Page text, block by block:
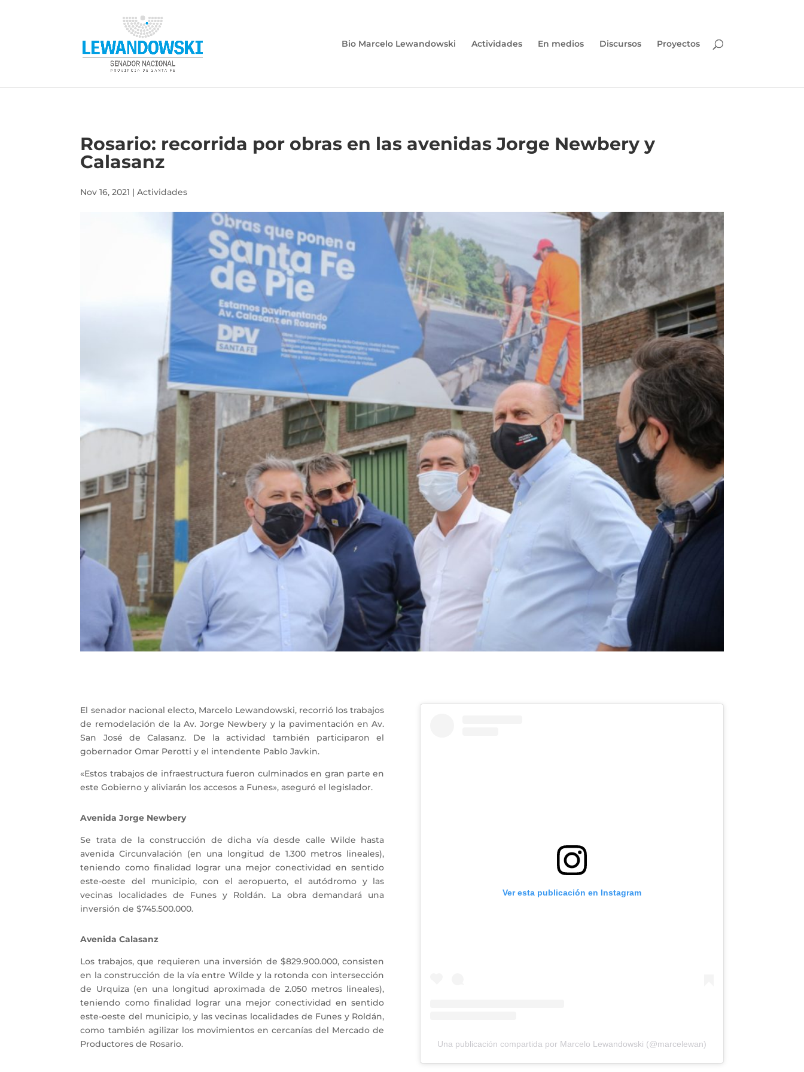
Bio Marcelo Lewandowski Actividades En medios Discursos Proyectos
Rosario: recorrida por obras en las avenidas Jorge Newbery y
Calasanz
Nov 16, 2021 |Actividades
El senador nacional electo, Marcelo Lewandowski, recorrió los trabajos
de remodelación de la Av. Jorge Newbery y la pavimentación en Av.
San José de Calasanz. De la actividad también participaron el
gobernador Omar Perotti y el intendente Pablo Javkin.
«Estos trabajos de infraestructura fueron culminados en gran parte en
este Gobierno y aliviarán los accesos a Funes», aseguró el legislador.
Avenida Jorge Newbery
Se trata de la construcción de dicha vía desde calle Wilde hasta
avenida Circunvalación (en una longitud de 1.300 metros lineales),
teniendo como finalidad lograr una mejor conectividad en sentido
este-oeste del municipio, con el aeropuerto, el autódromo y las
vecinas localidades de Funes y Roldán. La obra demandará una
inversión de $745.500.000.
Avenida Calasanz
Los trabajos, que requieren una inversión de $829.900.000, consisten
en la construcción de la vía entre Wilde y la rotonda con intersección
de Urquiza (en una longitud aproximada de 2.050 metros lineales),
teniendo como finalidad lograr una mejor conectividad en sentido
este-oeste del municipio, y las vecinas localidades de Funes y Roldán,
como también agilizar los movimientos en cercanías del Mercado de
Productores de Rosario.
Ver esta publicación en Instagram
Una publicación compartida por Marcelo Lewandowski (@marcelewan)